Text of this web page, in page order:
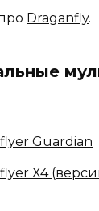
Draganfly.
Guardian
X4